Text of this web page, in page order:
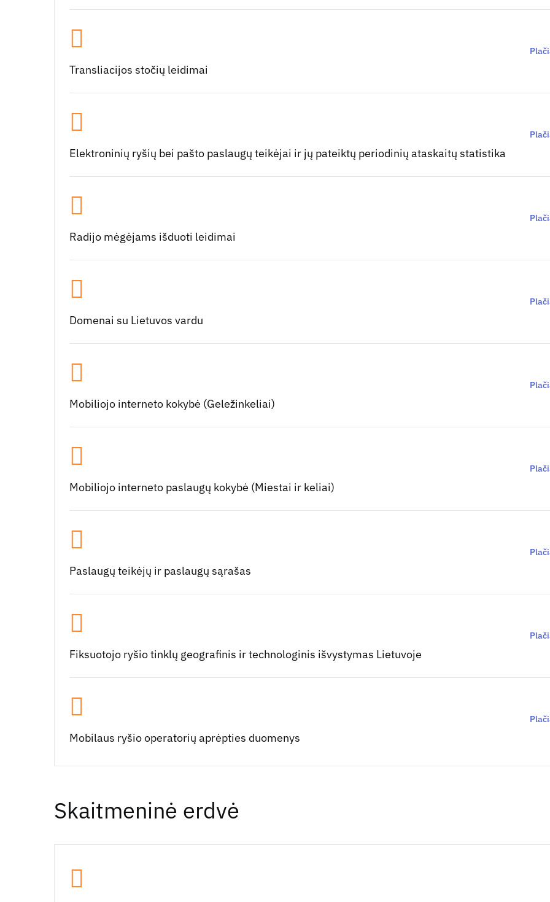
Transliacijos stočių leidimai
Elektroninių ryšių bei pašto paslaugų teikėjai ir jų pateiktų periodinių ataskaitų statistika
Radijo mėgėjams išduoti leidimai
Domenai su Lietuvos vardu
Mobiliojo interneto kokybė (Geležinkeliai)
Mobiliojo interneto paslaugų kokybė (Miestai ir keliai)
Paslaugų teikėjų ir paslaugų sąrašas
Fiksuotojo ryšio tinklų geografinis ir technologinis išvystymas Lietuvoje
Mobilaus ryšio operatorių aprėpties duomenys
Skaitmeninė erdvė